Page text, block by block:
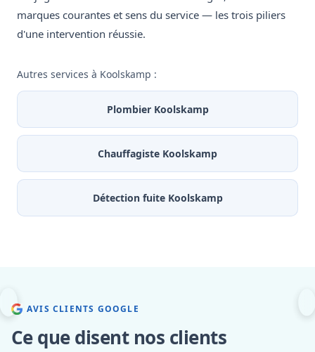
marques courantes et sens du service — les trois piliers
d'une intervention réussie.
Autres services à Koolskamp :
Plombier Koolskamp
Chauffagiste Koolskamp
Détection fuite Koolskamp
AVIS CLIENTS GOOGLE
Ce que disent nos clients